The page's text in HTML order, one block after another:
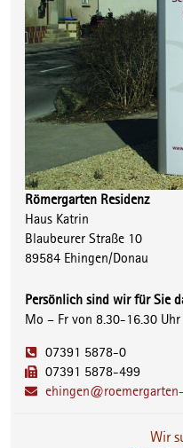
Römergarten Residenz
Haus Katrin
Blaubeurer Straße 10
89584 Ehingen/Donau
Persönlich sind wir für Sie
Mo – Fr von 8.30-16.30 Uhr
07391 5878-0
07391 5878-499
Wir